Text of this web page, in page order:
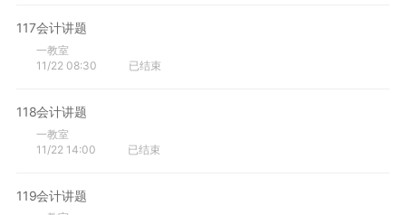
117会计讲题
一教室
11/22 08:30
已结束
118会计讲题
一教室
11/22 14:00
已结束
119会计讲题